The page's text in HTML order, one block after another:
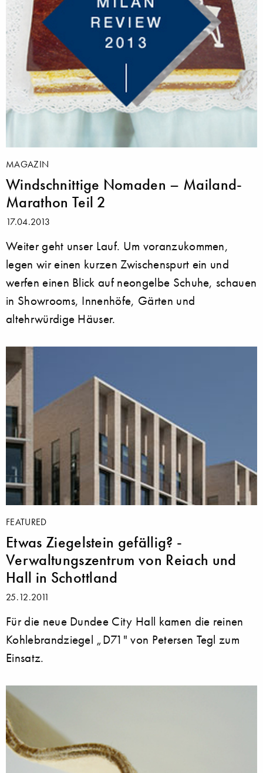
MAGAZIN
Windschnittige Nomaden – Mailand-
Marathon Teil 2
17.04.2013
Weiter geht unser Lauf. Um voranzukommen,
legen wir einen kurzen Zwischenspurt ein und
werfen einen Blick auf neongelbe Schuhe, schauen
in Showrooms, Innenhöfe, Gärten und
altehrwürdige Häuser.
FEATURED
Etwas Ziegelstein gefällig? -
Verwaltungszentrum von Reiach und
Hall in Schottland
25.12.2011
Für die neue Dundee City Hall kamen die reinen
Kohlebrandziegel „D71" von Petersen Tegl zum
Einsatz.